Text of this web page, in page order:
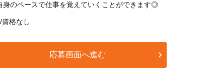
身のペースで仕事を覚えていくことができます◎
格なし
応募画面へ進む